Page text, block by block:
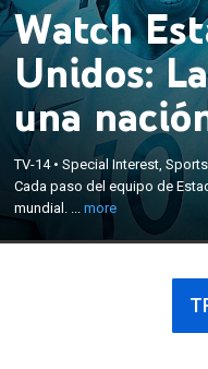
Watch
Unidos:
una
TV-14•Special Interest, Sports
Cada paso del equipo de
mundial. ...more
Cada paso del equipo de
al cuarto título mundial.
personal que vivió cada
cancha como en el detrás
hacia la inmortalidad